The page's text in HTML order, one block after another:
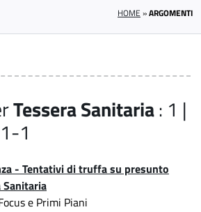
HOME »ARGOMENTI
Tessera Sanitaria: 1 |
1
- Tentativi di truffa su presunto
Sanitaria
e Primi Piani